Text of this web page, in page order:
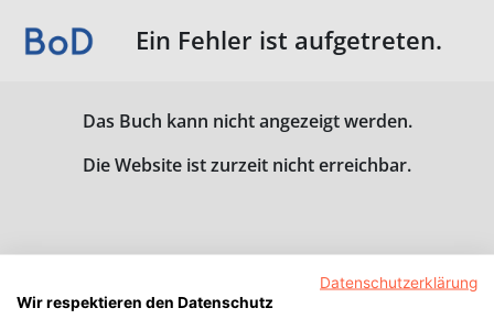
Ein Fehler ist aufgetreten.
Das Buch kann nicht angezeigt werden.
Die Website ist zurzeit nicht erreichbar.
Datenschutzerklärung
Wir respektieren den Datenschutz